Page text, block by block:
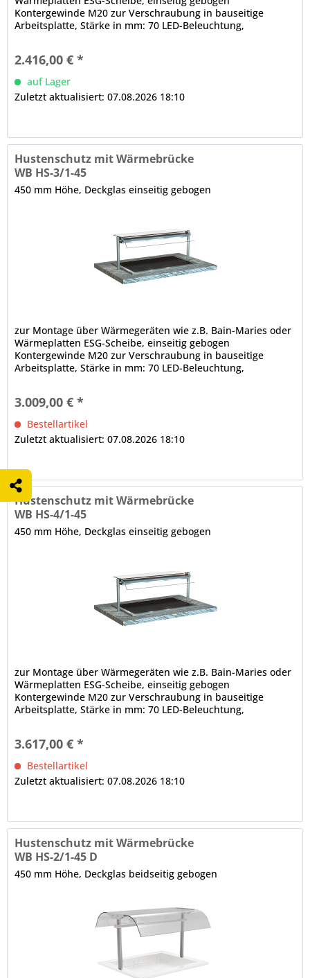
Kontergewinde M20 zur Verschraubung in bauseitige
Arbeitsplatte, Stärke in mm: 70 LED-Beleuchtung,
2.416,00 € *
auf Lager
Zuletzt aktualisiert: 07.08.2026 18:10
Hustenschutz mit Wärmebrücke
WB HS-3/1-45
450 mm Höhe, Deckglas einseitig gebogen
zur Montage über Wärmegeräten wie z.B. Bain-Maries oder
Wärmeplatten ESG-Scheibe, einseitig gebogen
Kontergewinde M20 zur Verschraubung in bauseitige
Arbeitsplatte, Stärke in mm: 70 LED-Beleuchtung,
3.009,00 € *
Bestellartikel
Zuletzt aktualisiert: 07.08.2026 18:10
Hustenschutz mit Wärmebrücke
WB HS-4/1-45
450 mm Höhe, Deckglas einseitig gebogen
zur Montage über Wärmegeräten wie z.B. Bain-Maries oder
Wärmeplatten ESG-Scheibe, einseitig gebogen
Kontergewinde M20 zur Verschraubung in bauseitige
Arbeitsplatte, Stärke in mm: 70 LED-Beleuchtung,
3.617,00 € *
Bestellartikel
Zuletzt aktualisiert: 07.08.2026 18:10
Hustenschutz mit Wärmebrücke
WB HS-2/1-45 D
450 mm Höhe, Deckglas beidseitig gebogen